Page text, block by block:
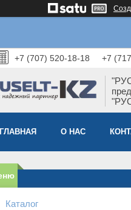
+7 (707) 520-18-18 +7
ГЛАВНАЯ О НАС
Каталог